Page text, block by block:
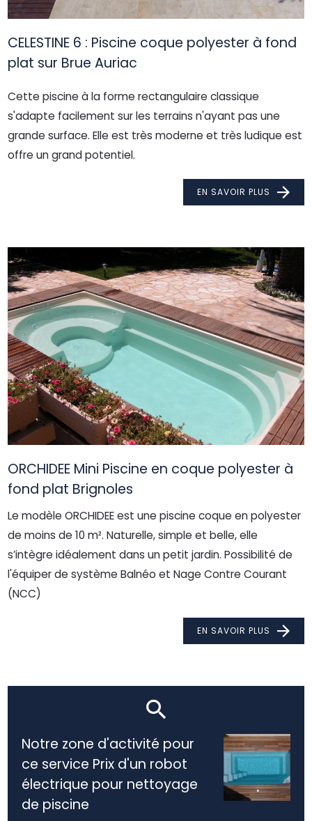
CELESTINE 6 : Piscine coque polyester à fond
plat sur Brue Auriac
Cette piscine à la forme rectangulaire classique
s'adapte facilement sur les terrains n'ayant pas une
grande surface. Elle est très moderne et très ludique est
offre un grand potentiel.
EN SAVOIR PLUS
ORCHIDEE Mini Piscine en coque polyester à
fond plat Brignoles
Le modèle ORCHIDEE est une piscine coque en polyester
de moins de 10 m². Naturelle, simple et belle, elle
s’intègre idéalement dans un petit jardin. Possibilité de
l'équiper de système Balnéo et Nage Contre Courant
(NCC)
EN SAVOIR PLUS
Notre zone d'activité pour
ce service Prix d'un robot
électrique pour nettoyage
de piscine